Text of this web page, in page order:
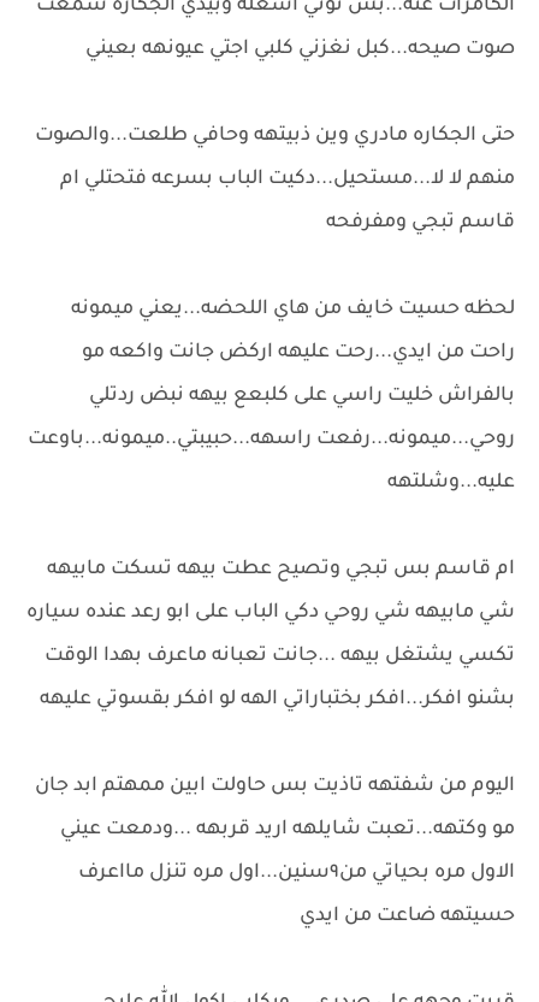
الكامرات عنه...بس توني اشغله وبيدي الجكاره سمعت
صوت صيحه...كبل نغزني كلبي اجتي عيونهه بعيني
حتى الجكاره مادري وين ذبيتهه وحافي طلعت...والصوت
منهم لا لا...مستحيل...دكيت الباب بسرعه فتحتلي ام
قاسم تبجي ومفرفحه
لحظه حسيت خايف من هاي اللحضه...يعني ميمونه
راحت من ايدي...رحت عليهه اركض جانت واكعه مو
بالفراش خليت راسي على كلبعع بيهه نبض ردتلي
روحي...ميمونه...رفعت راسهه...حبيبتي..ميمونه...باوعت
عليه...وشلتهه
ام قاسم بس تبجي وتصيح عطت بيهه تسكت مابيهه
شي مابيهه شي روحي دكي الباب على ابو رعد عنده سياره
تكسي يشتغل بيهه ...جانت تعبانه ماعرف بهدا الوقت
بشنو افكر...افكر بختباراتي الهه لو افكر بقسوتي عليهه
اليوم من شفتهه تاذيت بس حاولت ابين ممهتم ابد جان
مو وكتهه...تعبت شايلهه اريد قربهه ...ودمعت عيني
الاول مره بحياتي من٩سنين...اول مره تنزل مااعرف
حسيتهه ضاعت من ايدي